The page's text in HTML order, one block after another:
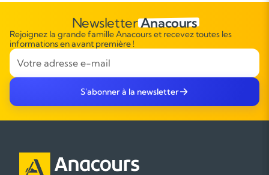
NewsletterAnacours
Rejoignez la grande famille Anacours et recevez toutes les
informations en avant première !
S'abonner à la newsletter